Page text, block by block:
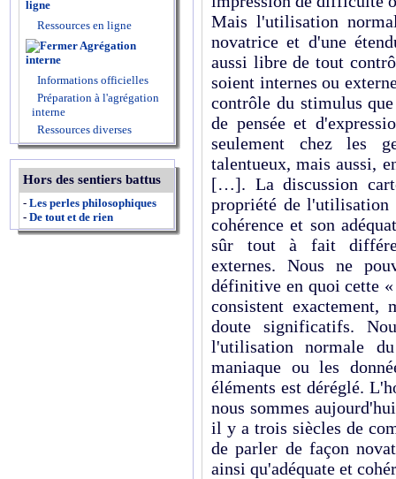
ligne
Ressources en ligne
Agrégation
interne
Informations officielles
Préparation à l'agrégation
interne
Ressources diverses
Hors des sentiers battus
- Les perles philosophiques
- De tout et de rien
Mais l'utilisation
novatrice et d'une
aussi libre de tout
soient internes ou
contrôle du stimulus
de pensée et
seulement chez les
talentueux, mais aussi,
[…]. La discussion
propriété de l'utilisation
cohérence et son
sûr tout à fait
externes. Nous ne
définitive en quoi cette «
consistent exactement,
doute significatifs.
l'utilisation normale
maniaque ou les
éléments est déréglé.
nous sommes
il y a trois siècles de
de parler de façon
ainsi qu'adéquate et